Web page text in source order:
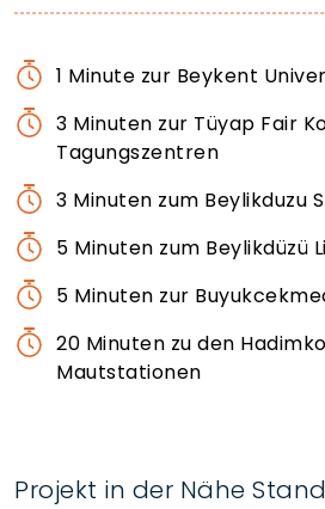
1 Minute zur Beykent
3 Minuten zur Tüyap Fair
Tagungszentren
3 Minuten zum Beylikduzu
5 Minuten zum Beylikdüzü
5 Minuten zur
20 Minuten zu den
Mautstationen
Projekt in der Nähe